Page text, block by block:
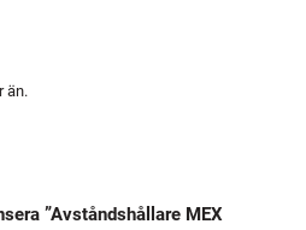
än.
”Avståndshållare MEX